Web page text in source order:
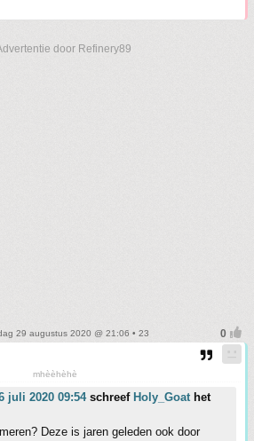
door Refinery89
29 augustus 2020 @ 21:06 • 23
mhèèhèhè
juli 2020 09:54schreef Holy_Goathet
Deze is jaren geleden ook door